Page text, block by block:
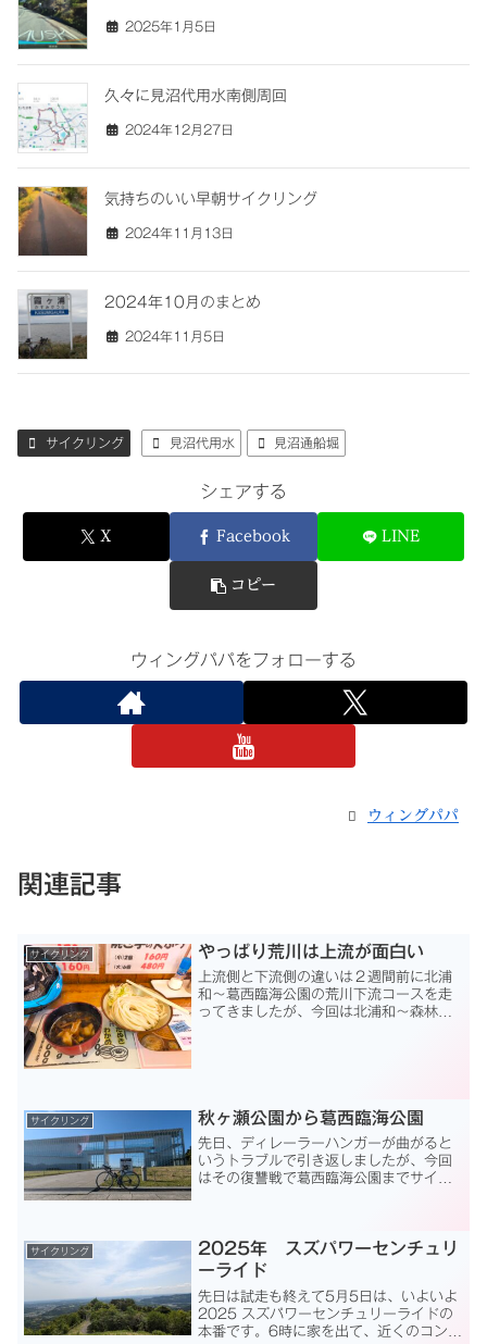
2025年1月5日
久々に見沼代用水南側周回
2024年12月27日
気持ちのいい早朝サイクリング
2024年11月13日
2024年10月のまとめ
2024年11月5日
サイクリング 見沼代用水 見沼通船堀
シェアする
X Facebook LINE
コピー
ウィングパパをフォローする
ウィングパパ
関連記事
サイクリング やっぱり荒川は上流が面白い
上流側と下流側の違いは２週間前に北浦
和～葛西臨海公園の荒川下流コースを走
ってきましたが、今回は北浦和～森林公
サイクリング 秋ヶ瀬公園から葛西臨海公園
先日、ディレーラーハンガーが曲がると
いうトラブルで引き返しましたが、今回
はその復讐戦で葛西臨海公園までサイク
しかも、川土手なので、ほ...
サイクリング
2025年 スズパワーセンチュリ
ーライド
先日は試走も終えて5月5日は、いよいよ
2025 スズパワーセンチュリーライドの
本番です。6時に家を出て、近くのコンビ